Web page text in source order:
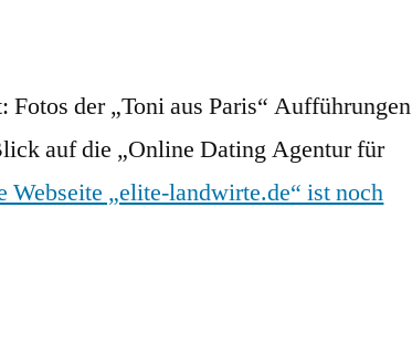
der „Toni aus Paris“ Aufführungen
auf die „Online Dating Agentur für
Webseite „elite-landwirte.de“ ist noch